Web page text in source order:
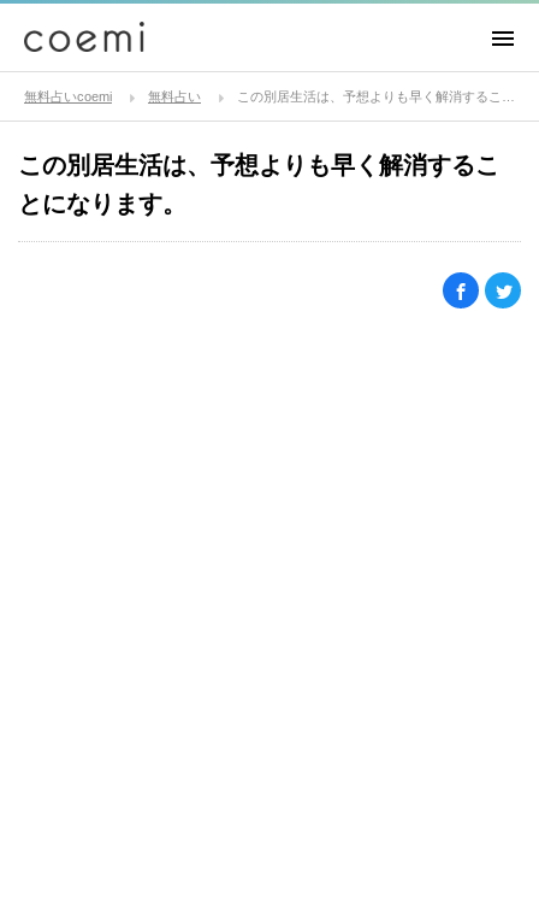
無料占いcoemi 無料占い
この別居生活は、予想よりも早く解消するこ
とになります。